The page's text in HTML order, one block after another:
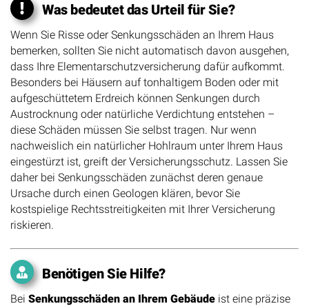
Was bedeutet das Urteil für Sie?
Wenn Sie Risse oder Senkungsschäden an Ihrem Haus
bemerken, sollten Sie nicht automatisch davon ausgehen,
dass Ihre Elementarschutzversicherung dafür aufkommt.
Besonders bei Häusern auf tonhaltigem Boden oder mit
aufgeschüttetem Erdreich können Senkungen durch
Austrocknung oder natürliche Verdichtung entstehen –
diese Schäden müssen Sie selbst tragen. Nur wenn
nachweislich ein natürlicher Hohlraum unter Ihrem Haus
eingestürzt ist, greift der Versicherungsschutz. Lassen Sie
daher bei Senkungsschäden zunächst deren genaue
Ursache durch einen Geologen klären, bevor Sie
kostspielige Rechtsstreitigkeiten mit Ihrer Versicherung
riskieren.
Benötigen Sie Hilfe?
Bei Senkungsschäden an Ihrem Gebäude ist eine präzise